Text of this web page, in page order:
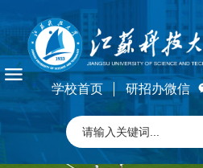
学校首页 研招办微信